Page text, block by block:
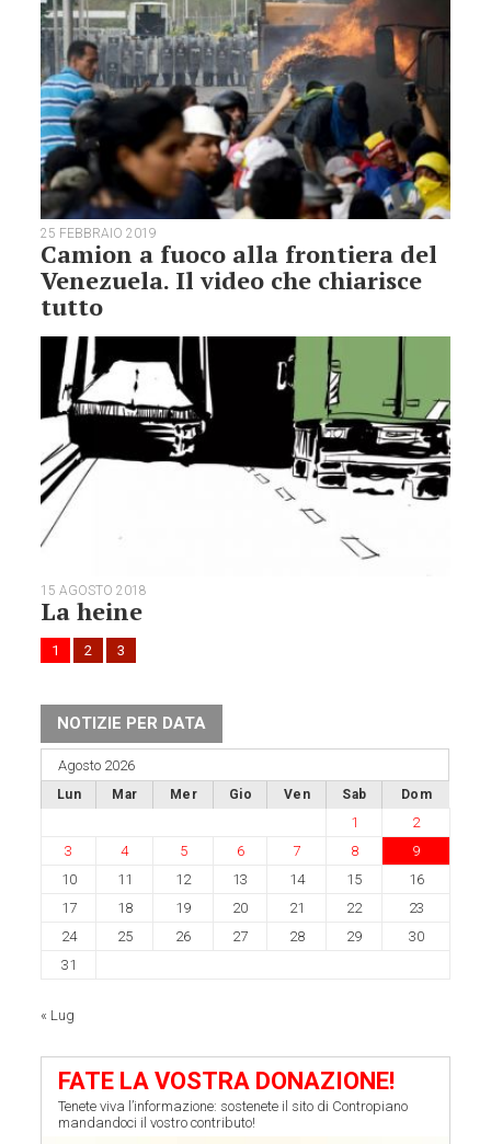
25 FEBBRAIO 2019
Camion a fuoco alla frontiera del
Venezuela. Il video che chiarisce
tutto
15 AGOSTO 2018
La heine
1 2 3
NOTIZIE PER DATA
Agosto 2026
Lun Mar Mer Gio Ven Sab Dom
1
2
3
4 5 6 7 8
9
10
11 12 13 14 15
16
17
18 19 20 21 22
23
24
25 26 27 28 29
30
31
« Lug
FATE LA VOSTRA DONAZIONE!
Tenete viva l’informazione: sostenete il sito di Contropiano
mandandoci il vostro contributo!